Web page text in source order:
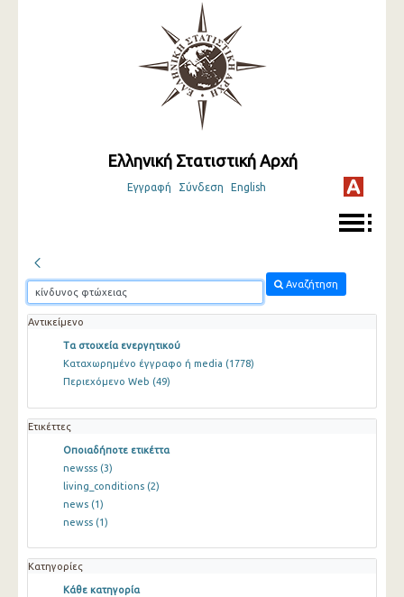
Ελληνική Στατιστική Αρχή
Εγγραφή Σύνδεση English
Αναζήτηση
Αντικείμενο
Τα στοιχεία ενεργητικού
Καταχωρημένο έγγραφο ή media (1778)
Περιεχόμενο Web (49)
Ετικέττες
Οποιαδήποτε ετικέττα
newsss (3)
living_conditions (2)
news (1)
newss (1)
Κατηγορίες
Κάθε κατηγορία